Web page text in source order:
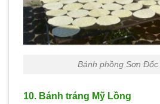
Bánh phồng Sơn Đốc
10. Bánh tráng Mỹ Lồng